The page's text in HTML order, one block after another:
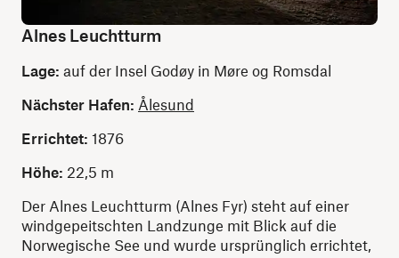
Alnes Leuchtturm
Lage: auf der Insel Godøy in Møre og Romsdal
Nächster Hafen: Ålesund
Errichtet: 1876
Höhe: 22,5 m
Der Alnes Leuchtturm (Alnes Fyr) steht auf einer
windgepeitschten Landzunge mit Blick auf die
Norwegische See und wurde ursprünglich errichtet,